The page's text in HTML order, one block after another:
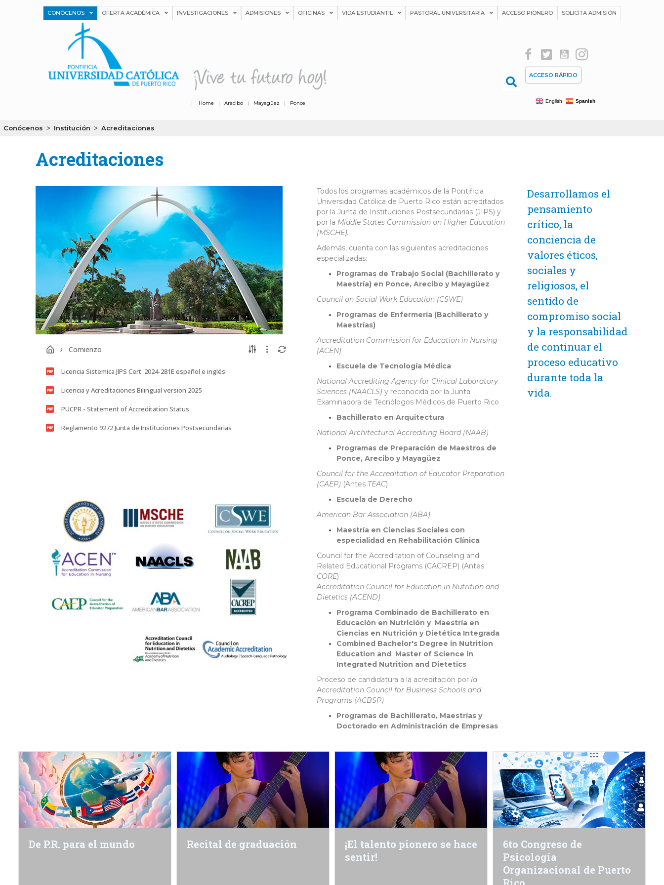
CONÓCENOS OFERTA ACADÉMICA INVESTIGACIONES ADMISIONES OFICINAS VIDA ESTUDIANTIL PASTORAL UNIVERSITARIA ACCESO PIONERO SOLICITA ADMISIÓN
| Home |Arecibo | Mayagüez | Ponce |
ACCESO RÁPIDO
English Spanish
Conócenos > Institución > Acreditaciones
Acreditaciones
Comienzo
Licencia Sistemica JIPS Cert. 2024-281E español e inglés
Licencia y Acreditaciones Bilingual version 2025
PUCPR - Statement of Accreditation Status
Reglamento 9272 Junta de Instituciones Postsecundarias
Todos los programas académicos de la Pontificia
Universidad Católica de Puerto Rico están acreditados
por la Junta de Instituciones Postsecundarias (JIPS) y
por la Middle States Commission on Higher Education
(MSCHE).
Además, cuenta con las siguientes acreditaciones
especializadas:
Programas de Trabajo Social (Bachillerato y
Maestría) en Ponce, Arecibo y Mayagüez
Council on Social Work Education (CSWE)
Programas de Enfermería (Bachillerato y
Maestrías)
Accreditation Commission for Education in Nursing
(ACEN)
Escuela de Tecnología Médica
National Accrediting Agency for Clinical Laboratory
Sciences (NAACLS) y reconocida por la Junta
Examinadora de Tecnólogos Médicos de Puerto Rico
Bachillerato en Arquitectura
National Architectural Accrediting Board (NAAB)
Programas de Preparación de Maestros de
Ponce, Arecibo y Mayagüez
Council for the Accreditation of Educator Preparation
(CAEP) (Antes TEAC)
Escuela de Derecho
American Bar Association (ABA)
Maestría en Ciencias Sociales con
especialidad en Rehabilitación Clínica
Council for the Accreditation of Counseling and
Related Educational Programs (CACREP) (Antes
CORE)
Accreditation Council for Education in Nutrition and
Dietetics (ACEND)
Programa Combinado de Bachillerato en
Educación en Nutrición y Maestría en
Ciencias en Nutrición y Dietética Integrada
Combined Bachelor's Degree in Nutrition
Education and Master of Science in
Integrated Nutrition and Dietetics
Proceso de candidatura a la acreditación por la
Accreditation Council for Business Schools and
Programs (ACBSP)
Programas de Bachillerato, Maestrías y
Doctorado en Administración de Empresas
Desarrollamos el
pensamiento
crítico, la
conciencia de
valores éticos,
sociales y
religiosos, el
sentido de
compromiso social
y la responsabilidad
de continuar el
proceso educativo
durante toda la
vida.
De P.R. para el mundo Recital de graduación
¡El talento pionero se hace
sentir!
6to Congreso de
Psicología
Organizacional de Puerto